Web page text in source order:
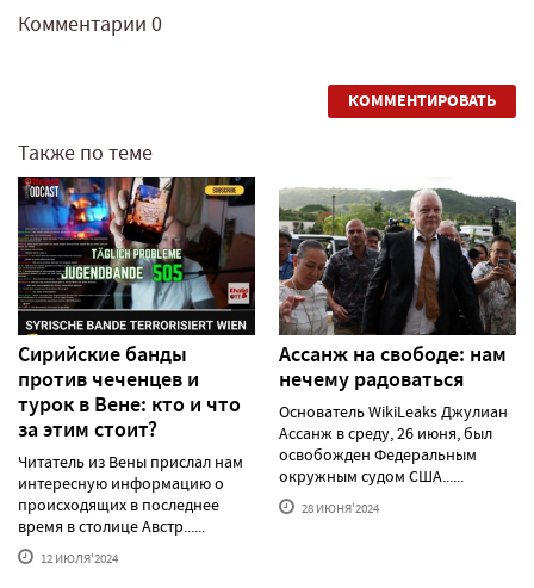
Комментарии 0
КОММЕНТИРОВАТЬ
Также по теме
Сирийские банды
против чеченцев и
турок в Вене: кто и что
за этим стоит?
Читатель из Вены прислал нам
интересную информацию о
происходящих в последнее
время в столице Австр......
12 ИЮЛЯ'2024
Ассанж на свободе: нам
нечему радоваться
Основатель WikiLeaks Джулиан
Ассанж в среду, 26 июня, был
освобожден Федеральным
окружным судом США......
28 ИЮНЯ'2024